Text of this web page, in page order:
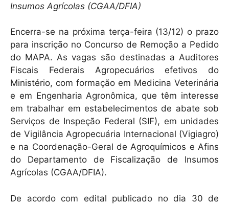
Insumos Agrícolas (CGAA/DFIA)
Encerra-se na próxima terça-feira (13/12) o prazo
para inscrição no Concurso de Remoção a Pedido
do MAPA. As vagas são destinadas a Auditores
Fiscais Federais Agropecuários efetivos do
Ministério, com formação em Medicina Veterinária
e em Engenharia Agronômica, que têm interesse
em trabalhar em estabelecimentos de abate sob
Serviços de Inspeção Federal (SIF), em unidades
de Vigilância Agropecuária Internacional (Vigiagro)
e na Coordenação-Geral de Agroquímicos e Afins
do Departamento de Fiscalização de Insumos
Agrícolas (CGAA/DFIA).
De acordo com edital publicado no dia 30 de